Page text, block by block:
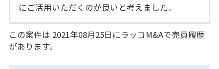
にご活用いただくのが良いと考えました。
この案件は 2021年08月25日にラッコM&Aで売買履歴
があります。